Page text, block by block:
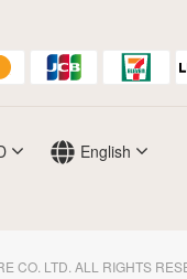
English
CO. LTD. ALL RIGHTS